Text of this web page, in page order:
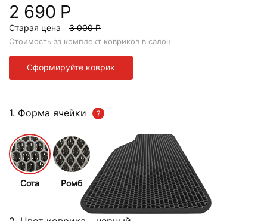
2 690 Р
Старая цена 3 000 Р
Стоимость за комплект ковриков в салон
Сформируйте коврик
1. Форма ячейки
Сота Ромб